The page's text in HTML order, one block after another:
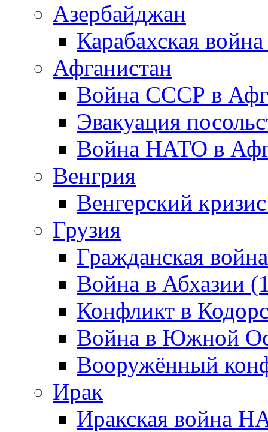
Азербайджан
Карабахская
Афганистан
Война СССР в
Эвакуация
Война НАТО в
Венгрия
Венгерский
Грузия
Гражданская
Война в Абхазии
Конфликт в
Война в Южной
Вооружённый
Ирак
Иракская война